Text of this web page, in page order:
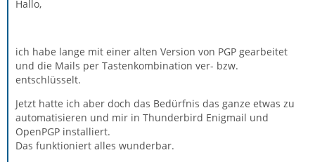
Hallo,
ich habe lange mit einer alten Version von PGP gearbeitet
und die Mails per Tastenkombination ver- bzw.
entschlüsselt.
Jetzt hatte ich aber doch das Bedürfnis das ganze etwas zu
automatisieren und mir in Thunderbird Enigmail und
OpenPGP installiert.
Das funktioniert alles wunderbar.